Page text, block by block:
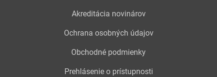
Akreditácia novinárov
Ochrana osobných údajov
Obchodné podmienky
Prehlásenie o prístupnosti